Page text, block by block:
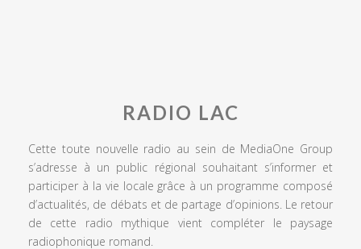
RADIO LAC
Cette toute nouvelle radio au sein de MediaOne Group
s’adresse à un public régional souhaitant s’informer et
participer à la vie locale grâce à un programme composé
d’actualités, de débats et de partage d’opinions. Le retour
de cette radio mythique vient compléter le paysage
radiophonique romand.